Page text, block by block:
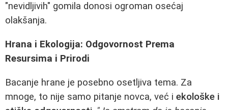
"nevidljivih" gomila donosi ogroman osećaj
olakšanja.
Hrana i Ekologija: Odgovornost Prema
Resursima i Prirodi
Bacanje hrane je posebno osetljiva tema. Za
mnoge, to nije samo pitanje novca, već i ekološke i